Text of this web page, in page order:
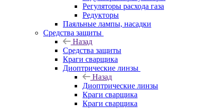
Регуляторы расхода газа
Редукторы
Паяльные лампы, насадки
Средства защиты
Назад
Средства защиты
Краги сварщика
Диоптрические линзы
Назад
Диоптрические линзы
Краги сварщика
Краги сварщика